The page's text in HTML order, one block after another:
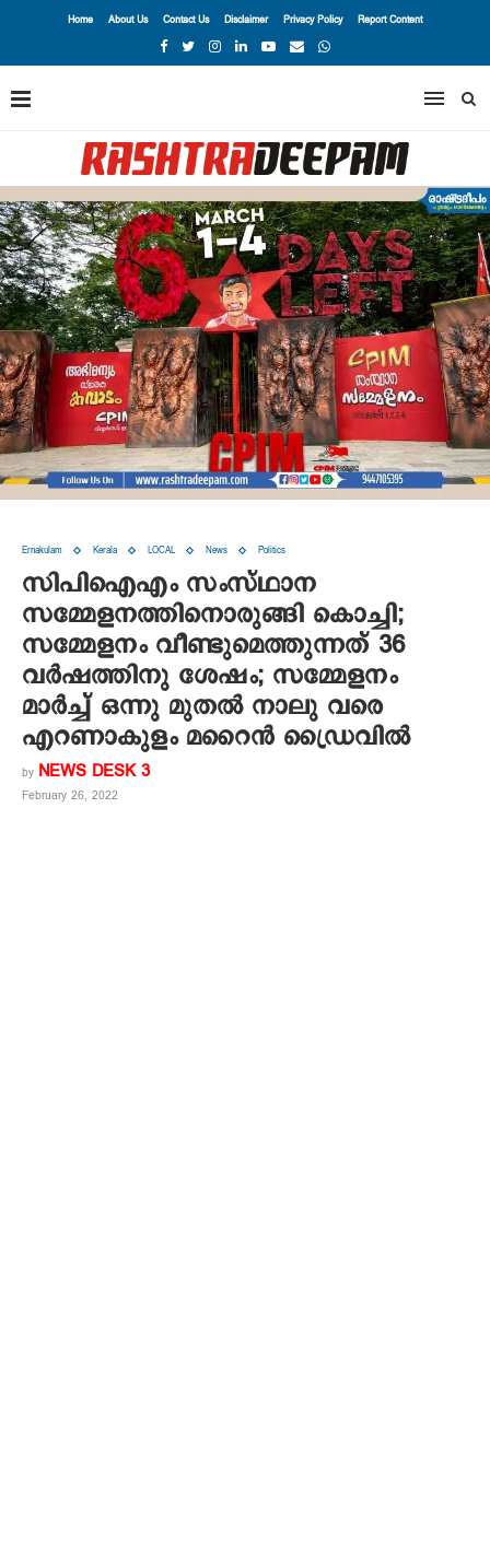
Home About Us Contact Us Disclaimer Privacy Policy Report Content
Ernakulam Kerala LOCAL News Politics
സിപിഐഎം സംസ്ഥാന
സമ്മേളനത്തിനൊരുങ്ങി കൊച്ചി;
സമ്മേളനം വീണ്ടുമെത്തുന്നത് 36
വര്‍ഷത്തിനു ശേഷം; സമ്മേളനം
മാര്‍ച്ച് ഒന്നു മുതല്‍ നാലു വരെ
എറണാകുളം മറൈന്‍ ഡ്രൈവില്‍
by NEWS DESK 3
February 26, 2022